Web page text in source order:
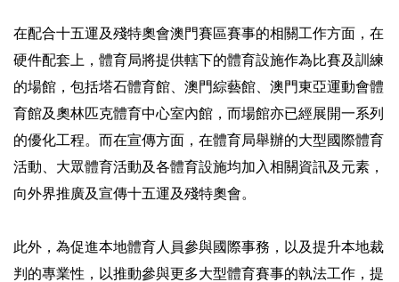
在配合十五運及殘特奧會澳門賽區賽事的相關工作方面，在
硬件配套上，體育局將提供轄下的體育設施作為比賽及訓練
的場館，包括塔石體育館、澳門綜藝館、澳門東亞運動會體
育館及奧林匹克體育中心室內館，而場館亦已經展開一系列
的優化工程。而在宣傳方面，在體育局舉辦的大型國際體育
活動、大眾體育活動及各體育設施均加入相關資訊及元素，
向外界推廣及宣傳十五運及殘特奧會。
此外，為促進本地體育人員參與國際事務，以及提升本地裁
判的專業性，以推動參與更多大型體育賽事的執法工作，提